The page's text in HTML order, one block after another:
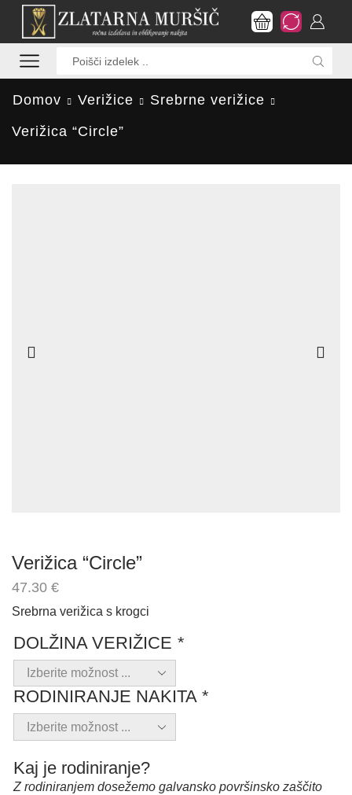
Domov Verižice
Srebrne verižice
Verižica “Circle”
Verižica “Circle”
47.30 €
Srebrna verižica s krogci
DOLŽINA VERIŽICE *
RODINIRANJE NAKITA *
Kaj je rodiniranje?
Z rodiniranjem dosežemo galvansko površinsko zaščito